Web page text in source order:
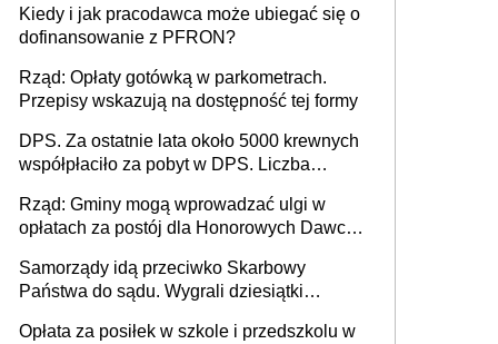
Kiedy i jak pracodawca może ubiegać się o
dofinansowanie z PFRON?
Rząd: Opłaty gotówką w parkometrach.
Przepisy wskazują na dostępność tej formy
DPS. Za ostatnie lata około 5000 krewnych
współpłaciło za pobyt w DPS. Liczba
Rząd: Gminy mogą wprowadzać ulgi w
opłatach za postój dla Honorowych Dawców
Samorządy idą przeciwko Skarbowy
Państwa do sądu. Wygrali dziesiątki
Opłata za posiłek w szkole i przedszkolu w